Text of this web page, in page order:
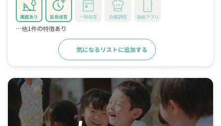
園庭あり 延長保育 一時保育 自園調理 連絡アプリ
…他1件の特徴あり
気になるリストに追加する